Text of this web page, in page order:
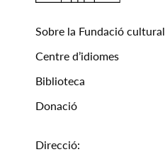
Sobre la Fundació cultural
Centre d’idiomes
Biblioteca
Donació
Direcció: